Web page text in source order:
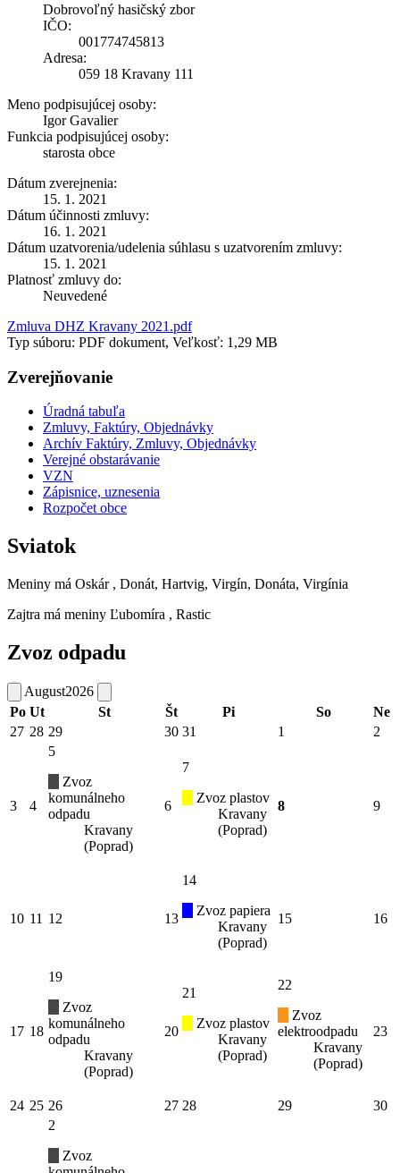
Dobrovoľný hasičský zbor
IČO:
001774745813
Adresa:
059 18 Kravany 111
Meno podpisujúcej osoby:
Igor Gavalier
Funkcia podpisujúcej osoby:
starosta obce
Dátum zverejnenia:
15. 1. 2021
Dátum účinnosti zmluvy:
16. 1. 2021
Dátum uzatvorenia/udelenia súhlasu s uzatvorením zmluvy:
15. 1. 2021
Platnosť zmluvy do:
Neuvedené
Zmluva DHZ Kravany 2021.pdf
Typ súboru: PDF dokument, Veľkosť: 1,29 MB
Zverejňovanie
Úradná tabuľa
Zmluvy, Faktúry, Objednávky
Archív Faktúry, Zmluvy, Objednávky
Verejné obstarávanie
VZN
Zápisnice, uznesenia
Rozpočet obce
Sviatok
Meniny má Oskár , Donát, Hartvig, Virgín, Donáta, Virgínia
Zajtra má meniny Ľubomíra , Rastic
Zvoz odpadu
August2026
Po Ut St Št Pi So
Ne
27 28 29 30 31 1 2
3 4
5
Zvoz
komunálneho
odpadu
Kravany
(Poprad)
6
7
Zvoz plastov
Kravany
(Poprad)
8 9
10 11 12 13
14
Zvoz papiera
Kravany
(Poprad)
15 16
17 18
19
Zvoz
komunálneho
odpadu
Kravany
(Poprad)
20
21
Zvoz plastov
Kravany
(Poprad)
22
Zvoz
elektroodpadu
Kravany
(Poprad)
23
24 25 26 27 28 29 30
2
Zvoz